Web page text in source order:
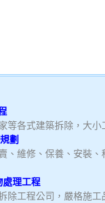
等各式建築拆除，大小
劃
、維修、保養、安裝
處理工程
除工程公司，嚴格施